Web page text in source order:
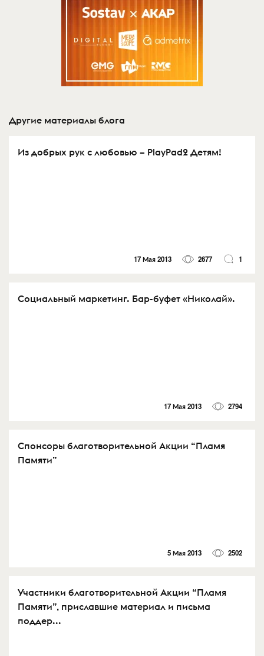
Другие материалы блога
Из добрых рук с любовью – PlayPad2 Детям!
17 Мая 2013 2677 1
Социальный маркетинг. Бар-буфет «Николай».
17 Мая 2013 2794
Спонсоры благотворительной Акции “Пламя
Памяти”
5 Мая 2013 2502
Участники благотворительной Акции “Пламя
Памяти”, приславшие материал и письма
поддер...